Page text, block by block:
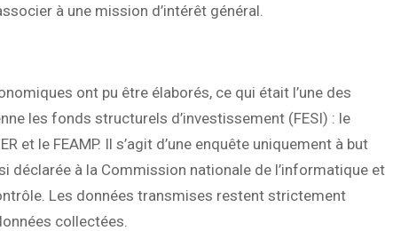
à une mission d’intérêt général.
ont pu être élaborés, ce qui était l’une des
les fonds structurels d’investissement (FESI) : le
et le FEAMP. Il s’agit d’une enquête uniquement à but
déclarée à la Commission nationale de l’informatique et
Les données transmises restent strictement
collectées.